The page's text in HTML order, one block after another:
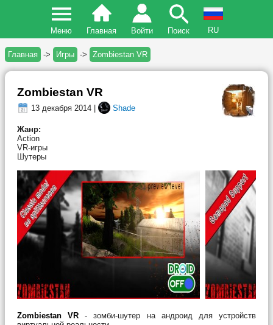
Меню Главная Войти Поиск RU
Главная -> Игры -> Zombiestan VR
Zombiestan VR
13 декабря 2014 | Shade
Жанр:
Action
VR-игры
Шутеры
Zombiestan VR - зомби-шутер на андроид для устройств